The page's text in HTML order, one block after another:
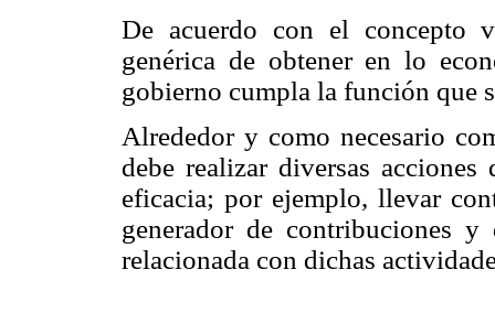
De acuerdo con el concepto
genérica de obtener en lo
gobierno cumpla la función que
Alrededor y como necesario
debe realizar diversas
eficacia; por ejemplo, llevar
generador de contribuciones
relacionada con dichas